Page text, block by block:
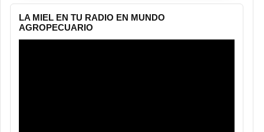
LA MIEL EN TU RADIO EN MUNDO
AGROPECUARIO